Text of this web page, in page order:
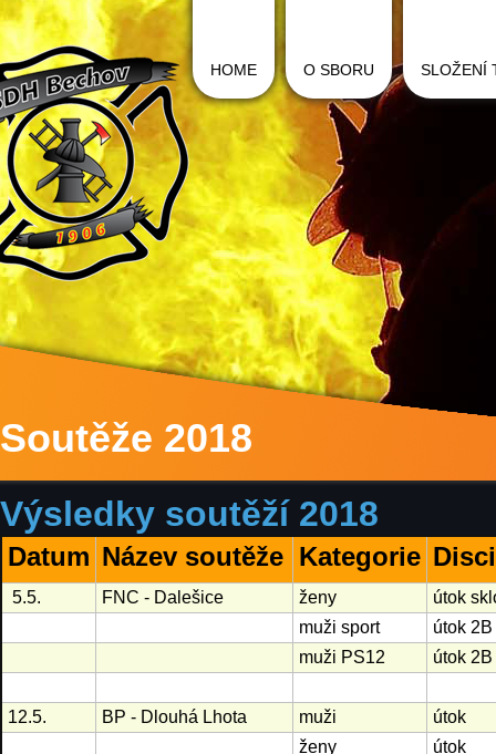
HOME O SBORU SLOŽENÍ
Soutěže 2018
Výsledky soutěží 2018
Datum Název soutěže Kategorie
5.5. FNC - Dalešice ženy
útok
muži sport
útok
muži PS12
útok
12.5. BP - Dlouhá Lhota muži
útok
ženy
útok